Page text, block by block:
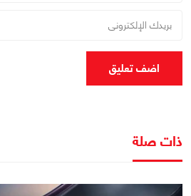
اضف تعليق
ذات صلة